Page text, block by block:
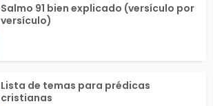
Salmo 91 bien explicado (versículo por
versículo)
Lista de temas para prédicas
cristianas